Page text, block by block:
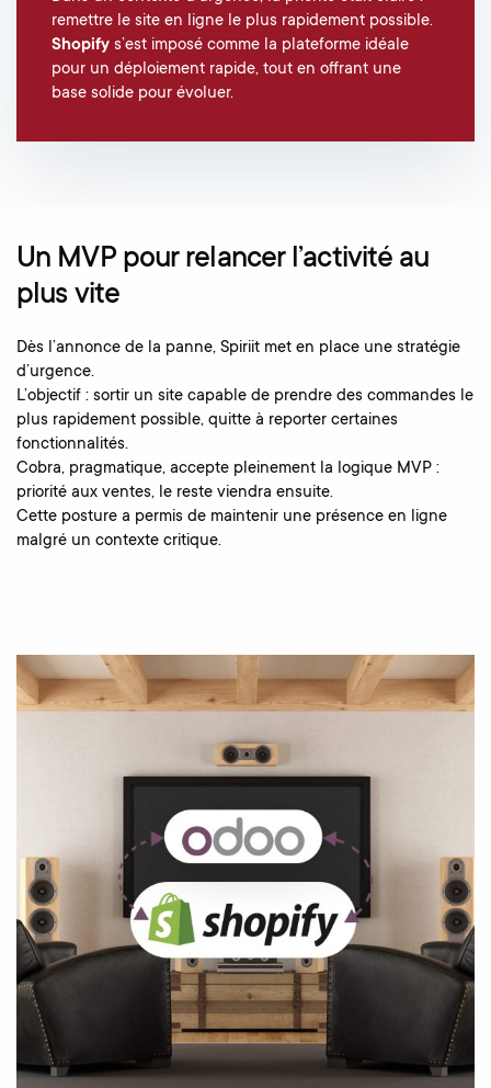
remettre le site en ligne le plus rapidement possible.
Shopify s’est imposé comme la plateforme idéale
pour un déploiement rapide, tout en offrant une
base solide pour évoluer.
Un MVP pour relancer l’activité au
plus vite
Dès l’annonce de la panne, Spiriit met en place une stratégie
d’urgence.
L’objectif : sortir un site capable de prendre des commandes le
plus rapidement possible, quitte à reporter certaines
fonctionnalités.
Cobra, pragmatique, accepte pleinement la logique MVP :
priorité aux ventes, le reste viendra ensuite.
Cette posture a permis de maintenir une présence en ligne
malgré un contexte critique.